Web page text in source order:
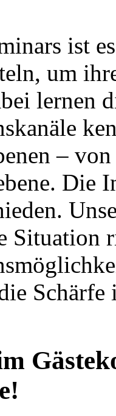
ist
um
lernen
–
Die
Situation